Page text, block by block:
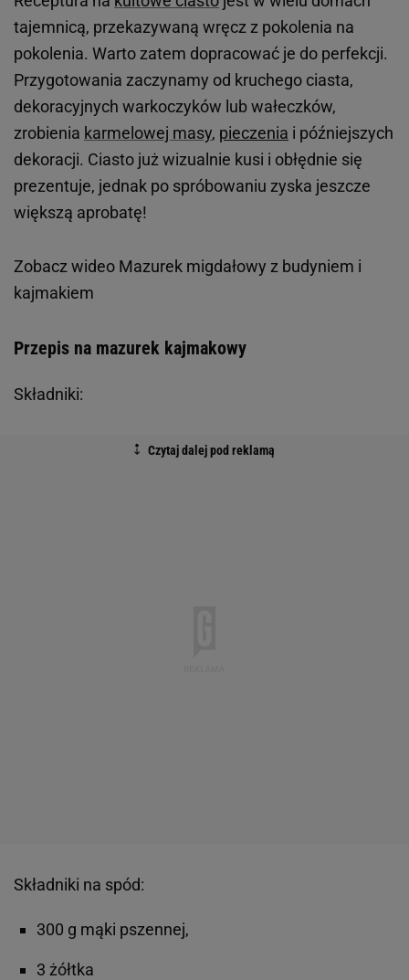
tajemnicą, przekazywaną wręcz z pokolenia na
pokolenia. Warto zatem dopracować je do perfekcji.
Przygotowania zaczynamy od kruchego ciasta,
dekoracyjnych warkoczyków lub wałeczków,
zrobienia karmelowej masy, pieczenia i późniejszych
dekoracji. Ciasto już wizualnie kusi i obłędnie się
prezentuje, jednak po spróbowaniu zyska jeszcze
większą aprobatę!
Zobacz wideo Mazurek migdałowy z budyniem i
kajmakiem
Przepis na mazurek kajmakowy
Składniki:
Składniki na spód:
300 g mąki pszennej,
3 żółtka